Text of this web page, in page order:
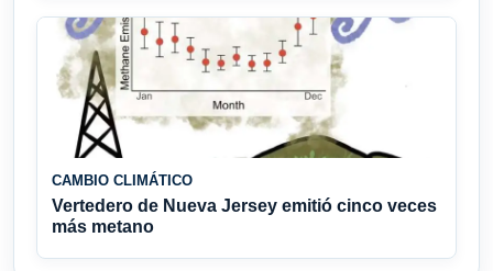
CAMBIO CLIMÁTICO
Vertedero de Nueva Jersey emitió cinco veces
más metano